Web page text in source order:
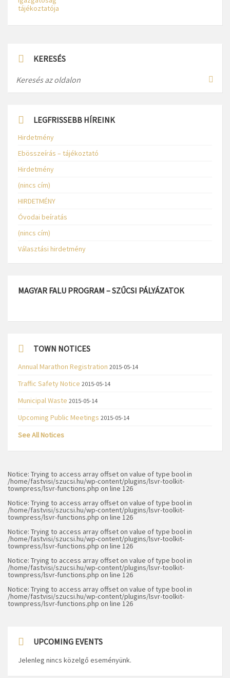
tájékoztatója
KERESÉS
LEGFRISSEBB HÍREINK
Hirdetmény
Ebösszeírás – tájékoztató
Hirdetmény
(nincs cím)
HIRDETMÉNY
Óvodai beíratás
(nincs cím)
Választási hirdetmény
MAGYAR FALU PROGRAM – SZŰCSI PÁLYÁZATOK
TOWN NOTICES
Annual Marathon Registration 2015-05-14
Traffic Safety Notice 2015-05-14
Municipal Waste 2015-05-14
Upcoming Public Meetings 2015-05-14
See All Notices
Notice: Trying to access array offset on value of type bool in
/home/fastvisi/szucsi.hu/wp-content/plugins/lsvr-toolkit-
townpress/lsvr-functions.php on line 126
Notice: Trying to access array offset on value of type bool in
/home/fastvisi/szucsi.hu/wp-content/plugins/lsvr-toolkit-
townpress/lsvr-functions.php on line 126
Notice: Trying to access array offset on value of type bool in
/home/fastvisi/szucsi.hu/wp-content/plugins/lsvr-toolkit-
townpress/lsvr-functions.php on line 126
Notice: Trying to access array offset on value of type bool in
/home/fastvisi/szucsi.hu/wp-content/plugins/lsvr-toolkit-
townpress/lsvr-functions.php on line 126
Notice: Trying to access array offset on value of type bool in
/home/fastvisi/szucsi.hu/wp-content/plugins/lsvr-toolkit-
townpress/lsvr-functions.php on line 126
UPCOMING EVENTS
Jelenleg nincs közelgő eseményünk.